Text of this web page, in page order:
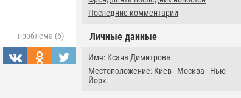
Последние комментарии
Личные данные
Имя: Ксана Димитрова
Местоположение: Киев - Москва - Нью
Йорк
проблема (5)